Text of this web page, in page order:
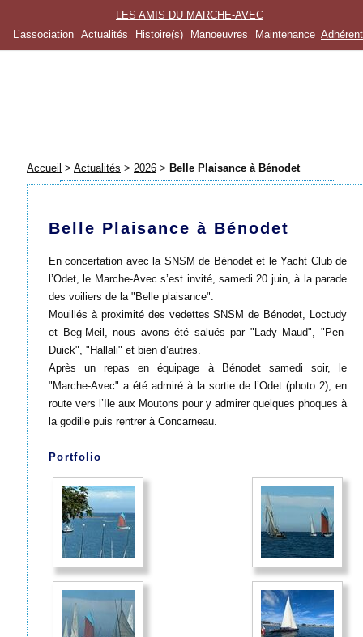
LES AMIS DU MARCHE-AVEC
L’association
Actualités Histoire(s) Manoeuvres Maintenance
Accueil > Actualités > 2026 > Belle Plaisance à Bénodet
Belle Plaisance à Bénodet
En concertation avec la SNSM de Bénodet et le Yacht Club de
l’Odet, le Marche-Avec s’est invité, samedi 20 juin, à la parade
des voiliers de la "Belle plaisance".
Mouillés à proximité des vedettes SNSM de Bénodet, Loctudy
et Beg-Meil, nous avons été salués par "Lady Maud", "Pen-
Duick", "Hallali" et bien d’autres.
Après un repas en équipage à Bénodet samedi soir, le
"Marche-Avec" a été admiré à la sortie de l’Odet (photo 2), en
route vers l’Ile aux Moutons pour y admirer quelques phoques à
la godille puis rentrer à Concarneau.
Portfolio